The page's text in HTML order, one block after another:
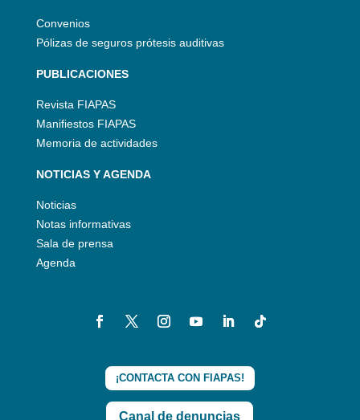
Convenios
Pólizas de seguros prótesis auditivas
PUBLICACIONES
Revista FIAPAS
Manifiestos FIAPAS
Memoria de actividades
NOTICIAS Y AGENDA
Noticias
Notas informativas
Sala de prensa
Agenda
¡CONTACTA CON FIAPAS!
Canal de denuncias